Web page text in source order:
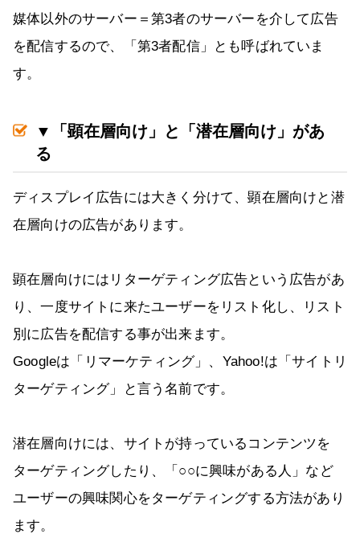
媒体以外のサーバー＝第3者のサーバーを介して広告
を配信するので、「第3者配信」とも呼ばれていま
す。
▼「顕在層向け」と「潜在層向け」があ
る
ディスプレイ広告には大きく分けて、顕在層向けと潜
在層向けの広告があります。
顕在層向けにはリターゲティング広告という広告があ
り、一度サイトに来たユーザーをリスト化し、リスト
別に広告を配信する事が出来ます。
Googleは「リマーケティング」、Yahoo!は「サイトリ
ターゲティング」と言う名前です。
潜在層向けには、サイトが持っているコンテンツを
ターゲティングしたり、「○○に興味がある人」など
ユーザーの興味関心をターゲティングする方法があり
ます。